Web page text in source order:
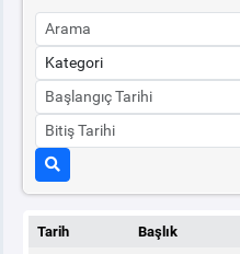
Tarih Başlık